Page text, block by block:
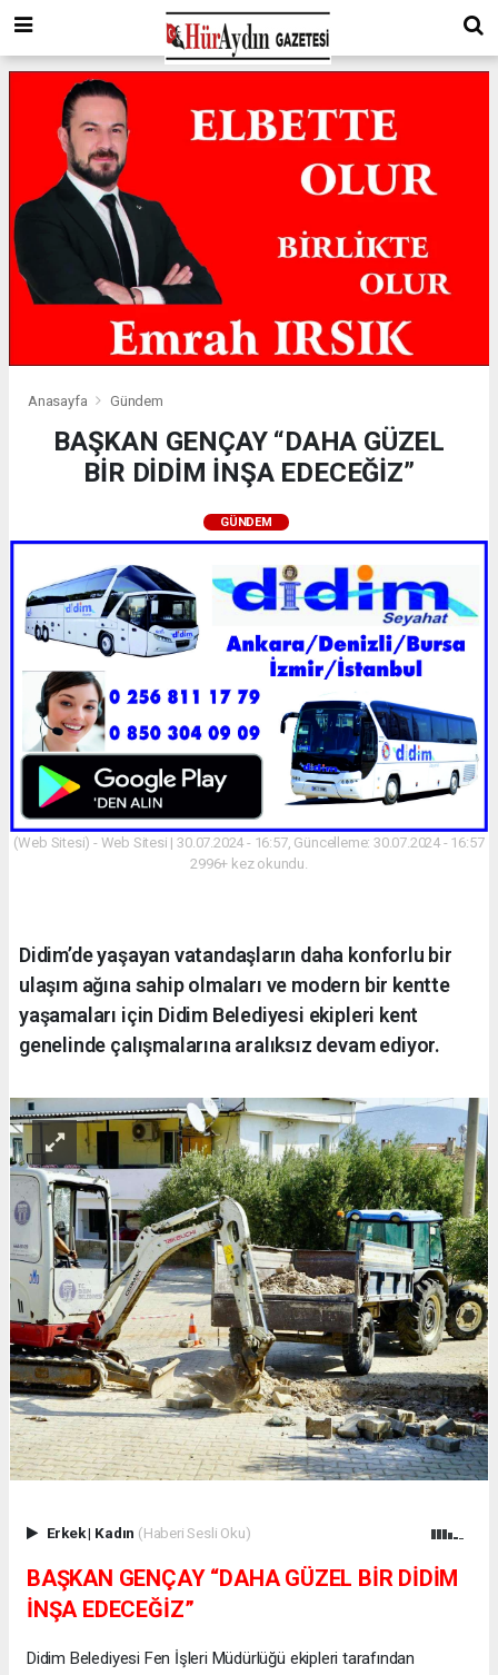
Anasayfa Gündem
BAŞKAN GENÇAY “DAHA GÜZEL
BİR DİDİM İNŞA EDECEĞİZ”
GÜNDEM
(Web Sitesi) - Web Sitesi | 30.07.2024 - 16:57, Güncelleme: 30.07.2024 - 16:57
2996+ kez okundu.
Didim’de yaşayan vatandaşların daha konforlu bir
ulaşım ağına sahip olmaları ve modern bir kentte
yaşamaları için Didim Belediyesi ekipleri kent
genelinde çalışmalarına aralıksız devam ediyor.
Erkek| Kadın (Haberi Sesli Oku)
BAŞKAN GENÇAY “DAHA GÜZEL BİR DİDİM
İNŞA EDECEĞİZ”
Didim Belediyesi Fen İşleri Müdürlüğü ekipleri tarafından